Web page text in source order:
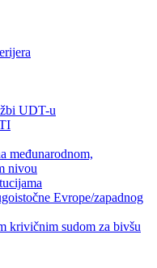
UDT-u
međunarodnom,
nivou
Evrope/zapadnog
krivičnim sudom za bivšu